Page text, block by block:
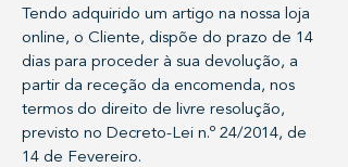
Tendo adquirido um artigo na nossa loja
online, o Cliente, dispõe do prazo de 14
dias para proceder à sua devolução, a
partir da receção da encomenda, nos
termos do direito de livre resolução,
previsto no Decreto-Lei n.º 24/2014, de
14 de Fevereiro.